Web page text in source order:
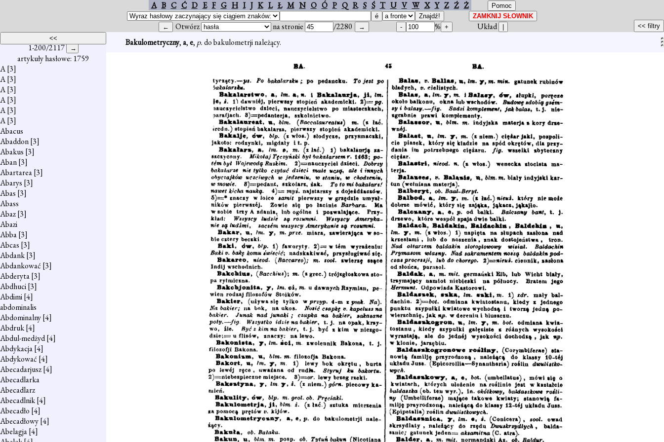
A B C Ć D E F G H I J K L Ł M N O Ó P Q R S Ś T U V W X Y Z Ź Ż
Otwórz na stronie /2280 % Układ
1-200/2117
artykuły hasłowe: 1759
A[3]
A[3]
A[3]
A[3]
A[3]
A[3]
Abacus
Abaddon[3]
Abakus [3]
Aban[3]
Abartarea[3]
Abarys [3]
Abas [3]
Abass
Abaz[3]
Abazi
Abba[3]
Abcas [3]
Abdank[3]
Abdankować [3]
Abderyta[3]
Abdhuci[3]
Abdimi[4]
abdominalis
Abdominalny[4]
Abdruk[4]
Abdul-medżyd[4]
Abdykacja[4]
Abdykować [4]
Abecadarjusz[4]
Abecadlarka
Abecadlarz
Abecadlnik[4]
Abecadło [4]
Abecadłowy[4]
Abelagja[4]
Bakulometryczny,a,e, p.do bakulometrji należący.